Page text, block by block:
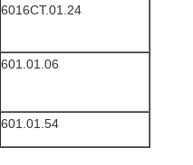
6016CT.01.24
601.01.06
601.01.54